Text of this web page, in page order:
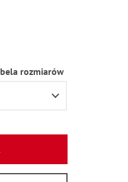
rozmiarów